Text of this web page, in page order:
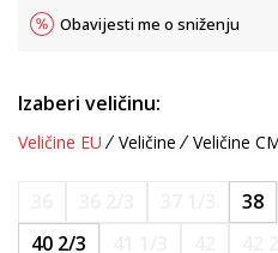
Obavijesti me o sniženju
Izaberi veličinu:
Veličine EU Veličine Veličine
38
40 2/3